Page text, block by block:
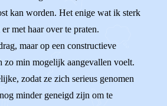
kan worden. Het enige wat ik sterk
met haar over te praten.
maar op een constructieve
zo min mogelijk aangevallen voelt.
zodat ze zich serieus genomen
minder geneigd zijn om te